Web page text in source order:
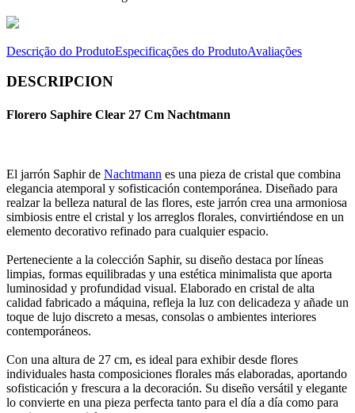
Descrição do ProdutoEspecificações do ProdutoAvaliações
DESCRIPCION
Florero Saphire Clear 27 Cm Nachtmann
El jarrón Saphir de Nachtmann es una pieza de cristal que combina
elegancia atemporal y sofisticación contemporánea. Diseñado para
realzar la belleza natural de las flores, este jarrón crea una armoniosa
simbiosis entre el cristal y los arreglos florales, convirtiéndose en un
elemento decorativo refinado para cualquier espacio.
Perteneciente a la colección Saphir, su diseño destaca por líneas
limpias, formas equilibradas y una estética minimalista que aporta
luminosidad y profundidad visual. Elaborado en cristal de alta
calidad fabricado a máquina, refleja la luz con delicadeza y añade un
toque de lujo discreto a mesas, consolas o ambientes interiores
contemporáneos.
Con una altura de 27 cm, es ideal para exhibir desde flores
individuales hasta composiciones florales más elaboradas, aportando
sofisticación y frescura a la decoración. Su diseño versátil y elegante
lo convierte en una pieza perfecta tanto para el día a día como para